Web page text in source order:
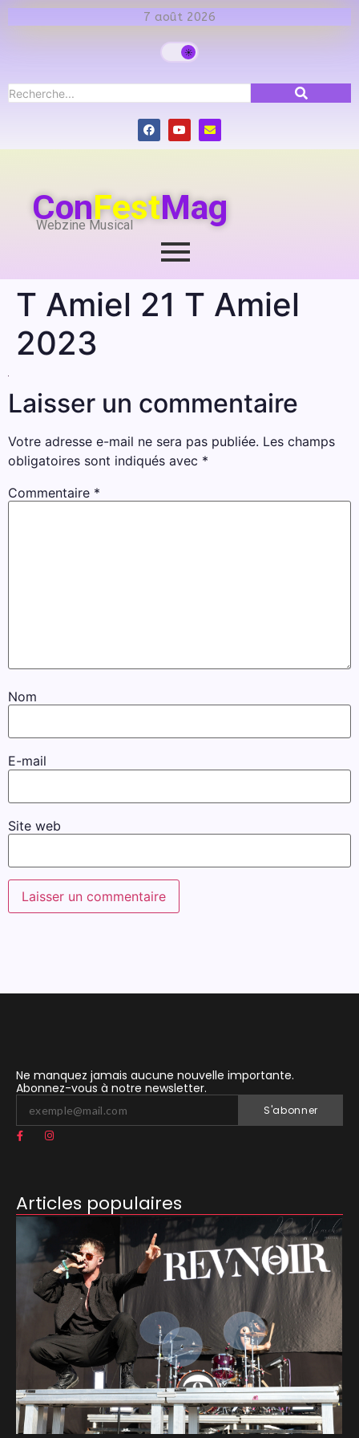
7 août 2026
ConFestMag
Webzine Musical
T Amiel 21 T Amiel
2023
Laisser un commentaire
Votre adresse e-mail ne sera pas publiée. Les champs
obligatoires sont indiqués avec *
Commentaire *
Nom
E-mail
Site web
Ne manquez jamais aucune nouvelle importante.
Abonnez-vous à notre newsletter.
S'abonner
Articles populaires